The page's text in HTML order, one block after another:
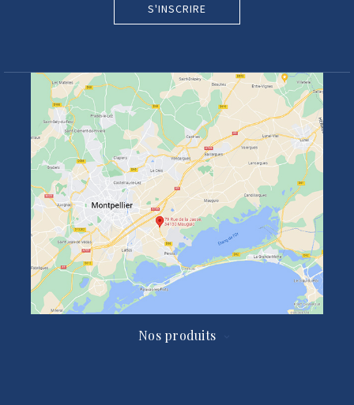
S'INSCRIRE
Nos produits